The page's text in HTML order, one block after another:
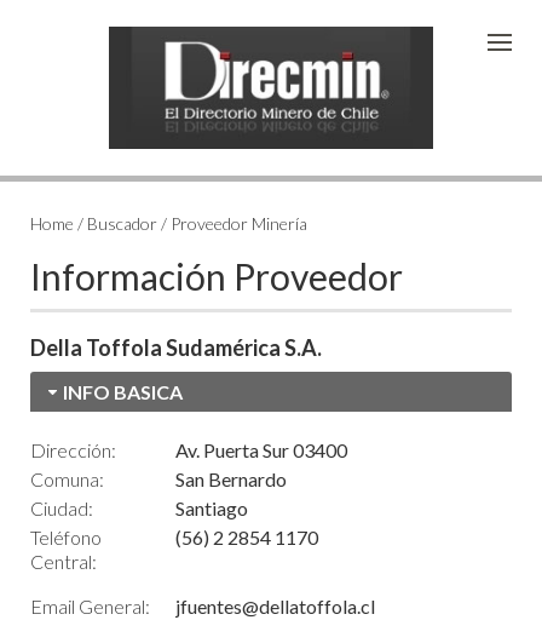
Home / Buscador / Proveedor Minería
Información Proveedor
Della Toffola Sudamérica S.A.
INFO BASICA
Dirección:
Av. Puerta Sur 03400
Comuna:
San Bernardo
Ciudad:
Santiago
Teléfono
Central:
(56) 2 2854 1170
Email General:
jfuentes@dellatoffola.cl